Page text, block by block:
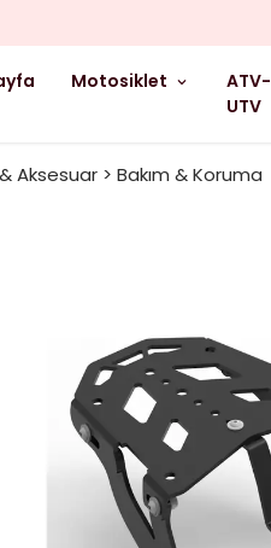
Motosiklet
ATV-
UTV
Aksesuar > Bakım & Koruma